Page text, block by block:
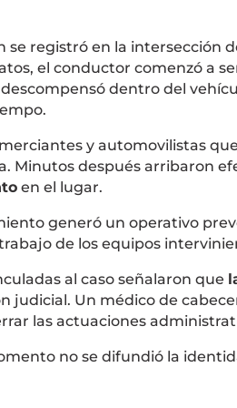
se registró en la intersección
el conductor comenzó a
dentro del
y automovilistas
Minutos después arribaron
en el lugar.
generó un operativo
de los equipos
al caso señalaron que
judicial. Un médico de
las actuaciones
no se difundió la